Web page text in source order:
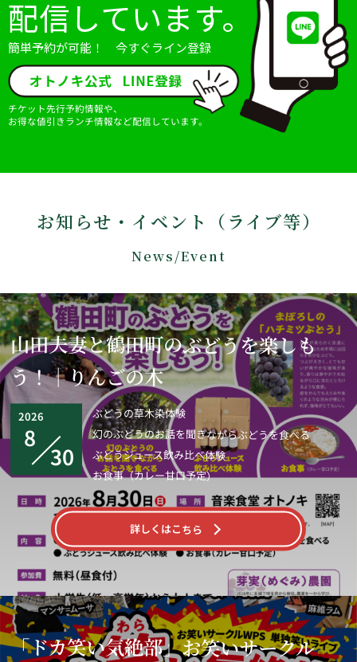
配信しています。
簡単予約が可能！ 今すぐライン登録
チケット先行予約情報や、
お得な値引きランチ情報など配信しています。
お知らせ・イベント（ライブ等）
News/Event
山田夫妻と鶴田町のぶどうを楽しも
う！｜りんごの木
2026
8
30
ぶどうの草木染体験
幻のぶどうのお話を聞きながらぶどうを食べる
ぶどうジュース飲み比べ体験
お食事（カレー甘口予定）
詳しくはこちら
「ドカ笑い気絶部」お笑いサークル